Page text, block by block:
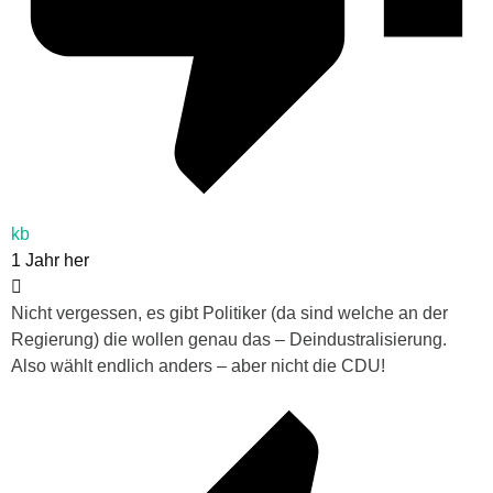
kb
1 Jahr her
Nicht vergessen, es gibt Politiker (da sind welche an der
Regierung) die wollen genau das – Deindustralisierung.
Also wählt endlich anders – aber nicht die CDU!